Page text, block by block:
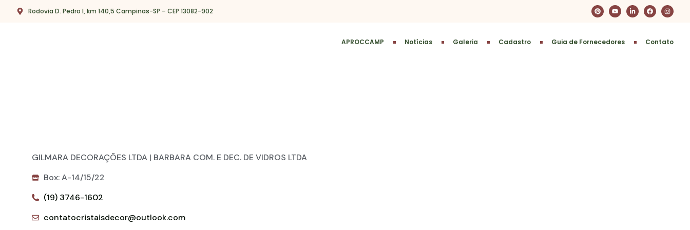
Rodovia D. Pedro I, km 140,5 Campinas-SP – CEP 13082-902
APROCCAMP Notícias Galeria Cadastro Guia de Fornecedores Contato
GILMARA DECORAÇÕES LTDA | BARBARA COM. E DEC. DE VIDROS LTDA
Box: A-14/15/22
(19) 3746-1602
contatocristaisdecor@outlook.com